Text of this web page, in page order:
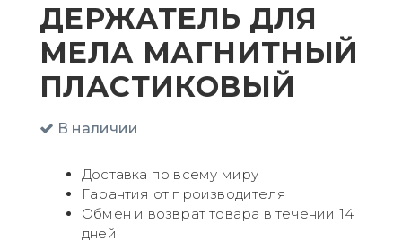
ДЕРЖАТЕЛЬ ДЛЯ
МЕЛА МАГНИТНЫЙ
ПЛАСТИКОВЫЙ
В наличии
Доставка по всему миру
Гарантия от производителя
Обмен и возврат товара в течении 14
дней